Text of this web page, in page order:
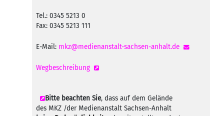
Tel.: 0345 5213 0
Fax: 0345 5213 111
E-Mail: mkz@medienanstalt-sachsen-anhalt.de
Wegbeschreibung
Bitte beachten Sie, dass auf dem Gelände
des MKZ /der Medienanstalt Sachsen-Anhalt